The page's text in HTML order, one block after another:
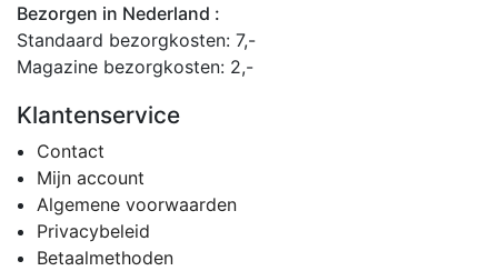
Bezorgen in Nederland :
Standaard bezorgkosten: 7,-
Magazine bezorgkosten: 2,-
Klantenservice
Contact
Mijn account
Algemene voorwaarden
Privacybeleid
Betaalmethoden